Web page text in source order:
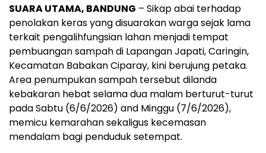
SUARA UTAMA, BANDUNG – Sikap abai terhadap
penolakan keras yang disuarakan warga sejak lama
terkait pengalihfungsian lahan menjadi tempat
pembuangan sampah di Lapangan Japati, Caringin,
Kecamatan Babakan Ciparay, kini berujung petaka.
Area penumpukan sampah tersebut dilanda
kebakaran hebat selama dua malam berturut-turut
pada Sabtu (6/6/2026) and Minggu (7/6/2026),
memicu kemarahan sekaligus kecemasan
mendalam bagi penduduk setempat.